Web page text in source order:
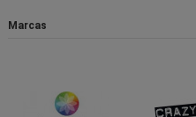
Marcas